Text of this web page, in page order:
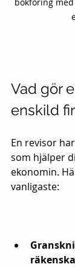
Vad gör
enskild
En revisor
som hjälper
ekonomin.
vanligaste: